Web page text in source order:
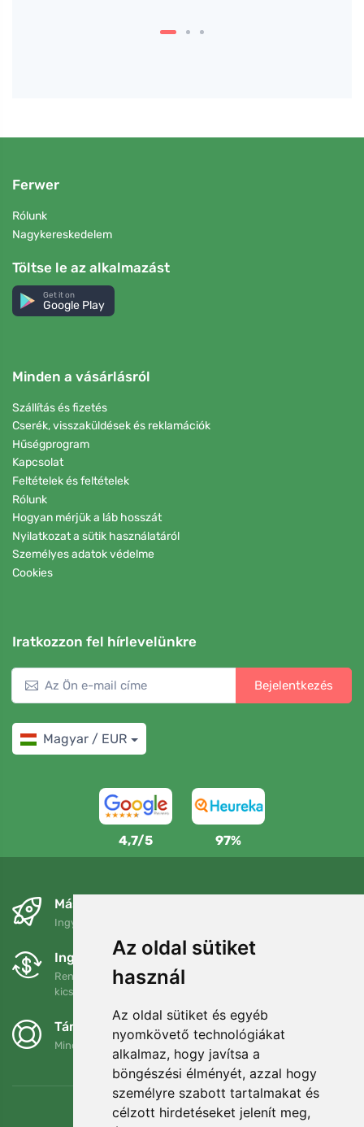
Az oldal sütiket
használ
Az oldal sütiket és egyéb
nyomkövető technológiákat
alkalmaz, hogy javítsa a
böngészési élményét, azzal hogy
személyre szabott tartalmakat és
célzott hirdetéseket jelenít meg,
Ferwer
Rólunk
Nagykereskedelem
Töltse le az alkalmazást
Get it on
Google Play
Minden a vásárlásról
Szállítás és fizetés
Cserék, visszaküldések és reklamációk
Hűségprogram
Kapcsolat
Feltételek és feltételek
Rólunk
Hogyan mérjük a láb hosszát
Nyilatkozat a sütik használatáról
Személyes adatok védelme
Cookies
Iratkozzon fel hírlevelünkre
Bejelentkezés
Magyar / EUR
4,7/5 97%
Másnapra és ingyenesen
Ingyenes szállítás a következő összeg felett: 80 EUR
Ingyenes csere és visszaküldés
Rendelését 90 napon belül bármikor visszaküldheti vagy
kicserélheti.
Támogatjuk a Trees.org-ot
Minden megrendelésért ültetünk egy fát! Bővebben